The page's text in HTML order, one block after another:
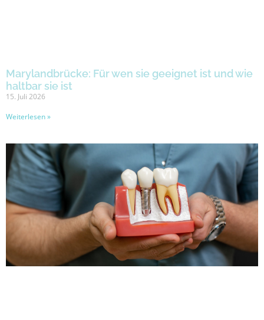
Marylandbrücke: Für wen sie geeignet ist und wie
haltbar sie ist
15. Juli 2026
Weiterlesen »